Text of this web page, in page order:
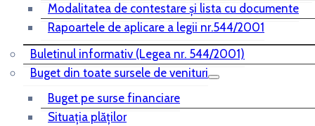
Modalitatea de contestare și lista cu documente
Rapoartele de aplicare a legii nr.544/2001
Buletinul informativ (Legea nr. 544/2001)
Buget din toate sursele de venituri
Buget pe surse financiare
Situaţia plăţilor